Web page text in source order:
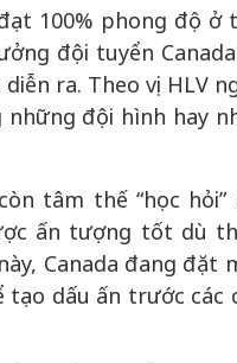
100% phong độ ở
đội tuyển
ra. Theo vị HLV
đội hình hay
tâm thế “học hỏi”
ấn tượng tốt dù
Canada đang đặt
dấu ấn trước các